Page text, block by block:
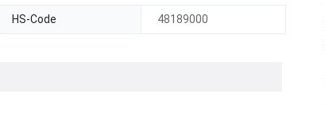
HS-Code 48189000